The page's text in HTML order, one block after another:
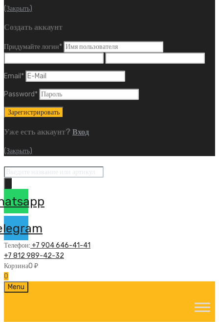
(Закрыть)
Создать аккаунт
Придумайте логин*
Email *
Password*
Уже есть аккаунт? Вход
(Закрыть)
Поиск
товаров
Телефон: +7 904 646-41-41
+7 812 989-42-32
Корзина0 ₽
0
Skip
Menu